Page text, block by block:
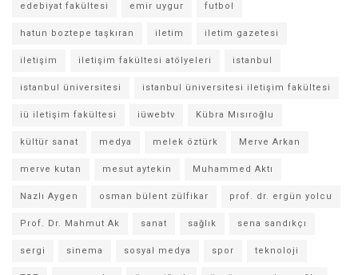
edebiyat fakültesi emir uygur futbol
hatun boztepe taşkıran iletim iletim gazetesi
iletişim iletişim fakültesi atölyeleri istanbul
istanbul üniversitesi istanbul üniversitesi iletişim fakültesi
iü iletişim fakültesi iüwebtv Kübra Mısıroğlu
kültür sanat medya melek öztürk Merve Arkan
merve kutan mesut aytekin Muhammed Aktı
Nazlı Aygen osman bülent zülfikar prof. dr. ergün yolcu
Prof. Dr. Mahmut Ak sanat sağlık sena sandıkçı
sergi sinema sosyal medya spor teknoloji